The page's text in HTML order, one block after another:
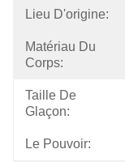
Lieu D'origine:
Matériau Du
Corps:
Taille De
Glaçon:
Le Pouvoir: